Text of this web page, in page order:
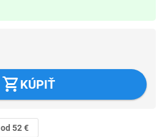
KÚPIŤ
od 52 €